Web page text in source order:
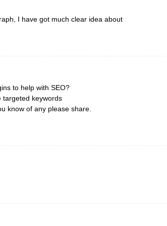
I have got much clear idea about
to help with SEO?
targeted keywords
know of any please share.